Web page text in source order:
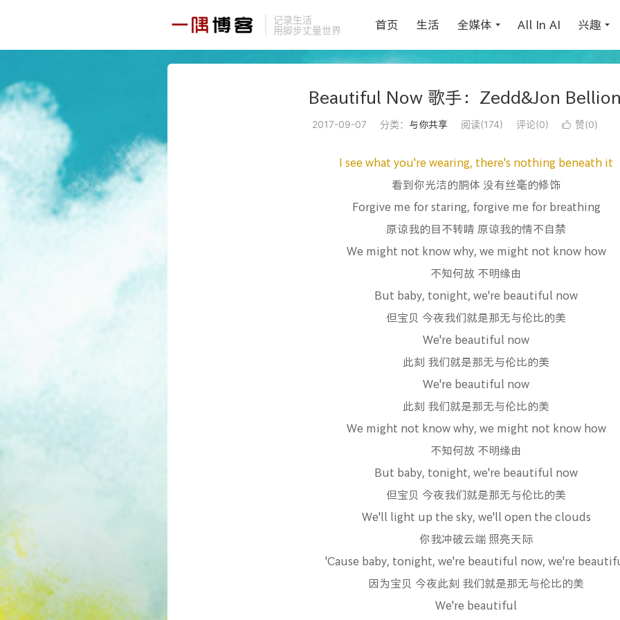
记录生活
用脚步丈量世界
首页 生活 全媒体 All In AI 兴趣
Beautiful Now 歌手：Zedd&Jon
2017-09-07 分类： 与你共享 阅读(174) 评论(0)  赞(0)
I see what you're wearing, there's nothing beneath it
看到你光洁的胴体 没有丝毫的修饰
Forgive me for staring, forgive me for breathing
原谅我的目不转睛 原谅我的情不自禁
We might not know why, we might not know how
不知何故 不明缘由
But baby, tonight, we're beautiful now
但宝贝 今夜我们就是那无与伦比的美
We're beautiful now
此刻 我们就是那无与伦比的美
We're beautiful now
此刻 我们就是那无与伦比的美
We might not know why, we might not know how
不知何故 不明缘由
But baby, tonight, we're beautiful now
但宝贝 今夜我们就是那无与伦比的美
We'll light up the sky, we'll open the clouds
你我冲破云端 照亮天际
'Cause baby, tonight, we're beautiful now, we're
因为宝贝 今夜此刻 我们就是那无与伦比的美
We're beautiful